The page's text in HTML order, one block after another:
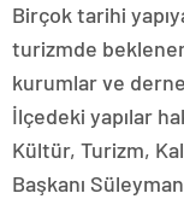
Birçok tarihi
turizmde
kurumlar ve
İlçedeki yapılar
Kültür, Turizm,
Başkanı